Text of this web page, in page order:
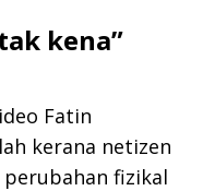
kena”
Fatin
kerana netizen
fizikal